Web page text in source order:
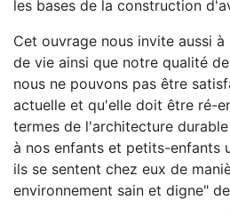
les bases de la construction
Cet ouvrage nous invite aussi
de vie ainsi que notre qualité
nous ne pouvons pas être
actuelle et qu'elle doit être ré-
termes de l'architecture
à nos enfants et petits-enfants
ils se sentent chez eux de
environnement sain et digne"